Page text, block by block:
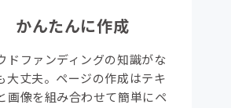
かんたんに作成
ドファンディングの知識がな
大丈夫。ページの作成はテキ
画像を組み合わせて簡単にペ